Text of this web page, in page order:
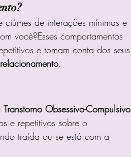
ciúmes de interações mínimas e
você?Esses comportamentos
e tomam conta dos seus
.
Transtorno Obsessivo-Compulsivo
e repetitivos sobre o
traída ou se está com a